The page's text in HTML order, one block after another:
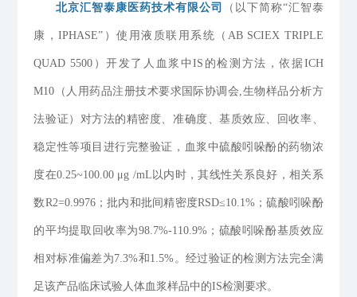
北京汇智泰康医药技术有限公司 （以下简称“汇智泰
康，IPHASE”）使用液质联用系统（AB SCIEX TRIPLE
QUAD 5500）开发了人血浆中IS的检测方法，依据ICH
M10（人用药品注册技术要求国际协调会,生物样品分析方
法验证）对方法的精密度、准确度、基质效应、回收率、
稳定性等项目进行完整验证，血浆中硫酸吲哚酚的药物浓
度在0.25~100.00 μg /mL以内时，其线性关系良好，相关系
数R2=0.9976；批内和批间精密度RSD≤10.1%；硫酸吲哚酚
的平均提取回收率为98.7%-110.9%；硫酸吲哚酚基质效应
相对标准偏差为7.3%和1.5%。经过验证的检测方法完全满
足该产品临床试验人体血浆样品中的IS检测要求。